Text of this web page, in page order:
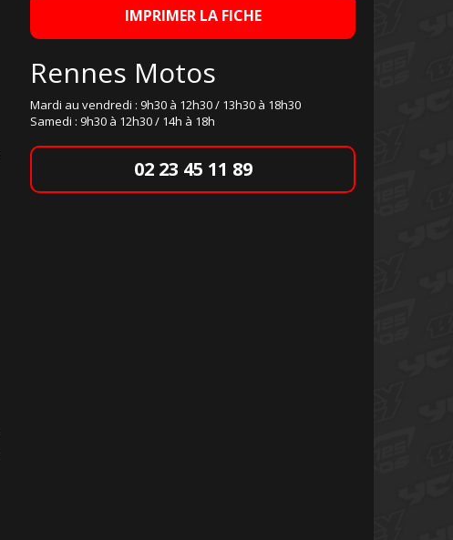
IMPRIMER LA FICHE
Rennes Motos
Mardi au vendredi : 9h30 à 12h30 / 13h30 à 18h30
Samedi : 9h30 à 12h30 / 14h à 18h
02 23 45 11 89